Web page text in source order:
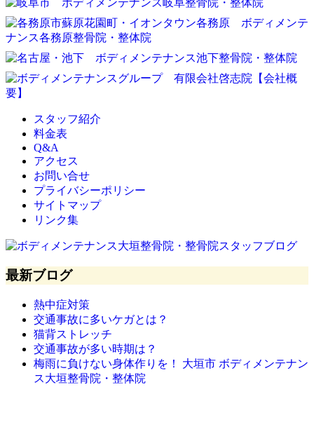
スタッフ紹介
料金表
Q&A
アクセス
お問い合せ
プライバシーポリシー
サイトマップ
リンク集
最新ブログ
熱中症対策
交通事故に多いケガとは？
猫背ストレッチ
交通事故が多い時期は？
梅雨に負けない身体作りを！ 大垣市 ボディメンテナン
ス大垣整骨院・整体院